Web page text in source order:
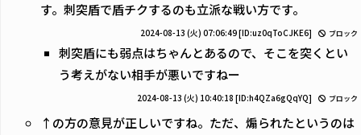
す。刺突盾で盾チクするのも立派な戦い方です。
2024-08-13 (火) 07:06:49[ID:uz0qToCJKE6] ブロック
刺突盾にも弱点はちゃんとあるので、そこを突くとい
う考えがない相手が悪いですねー
2024-08-13 (火) 10:40:18 [ID:h4QZa6gQqYQ] ブロック
↑の方の意見が正しいですね。ただ、煽られたというのは